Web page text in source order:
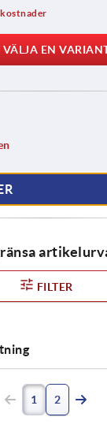
VÄLJA EN
FILTER
1 2